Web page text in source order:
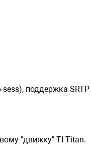
поддержка SRTP
"движку" TI Titan.